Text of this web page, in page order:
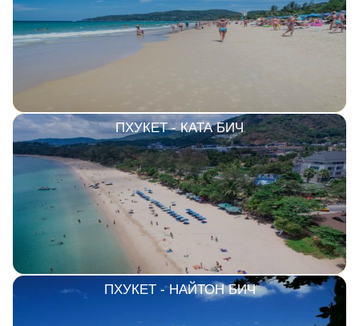
ПХУКЕТ - КАТА БИЧ
ПХУКЕТ - НАЙТОН БИЧ